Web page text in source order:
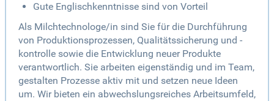
Gute Englischkenntnisse sind von Vorteil
Als Milchtechnologe/in sind Sie für die Durchführung
von Produktionsprozessen, Qualitätssicherung und -
kontrolle sowie die Entwicklung neuer Produkte
verantwortlich. Sie arbeiten eigenständig und im Team,
gestalten Prozesse aktiv mit und setzen neue Ideen
um. Wir bieten ein abwechslungsreiches Arbeitsumfeld,